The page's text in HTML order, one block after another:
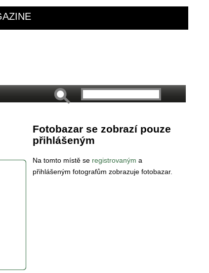
Fotobazar se zobrazí pouze
přihlášeným
Na tomto místě se registrovaným a
přihlášeným fotografům zobrazuje fotobazar.